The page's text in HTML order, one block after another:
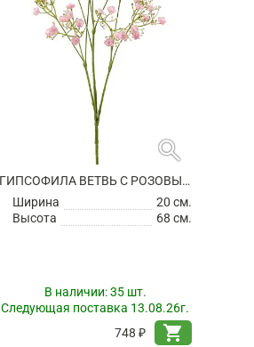
search
ГИПСОФИЛА ВЕТВЬ С РОЗОВЫМИ ЦВЕТАМИ ИСКУССТВЕННАЯ
Ширина
20 см.
Высота
68 см.
В наличии:35 шт.
Следующая поставка 13.08.26г.
748 ₽
shopping_cart